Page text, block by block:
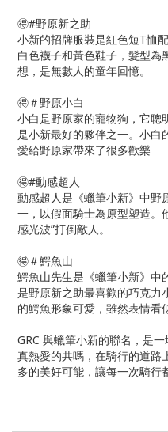
🉐#野原新之助
小新的招牌服裝是紅色短T恤配
白色襪子和黃色鞋子，髮型為
想，是無數人的童年回憶。
🉐＃野原小白
小白是野原家的寵物狗，它聰
是小新最好的夥伴之一。小白
愛給野原家帶來了很多歡樂
🉐#動感超人
動感超人是《蠟筆小新》中野
一，以假面騎士為原型塑造。
感光波”打倒敵人。
🉐＃鰐魚山
鰐魚山先生是《蠟筆小新》中
是野原新之助最喜歡的巧克力
的鰐魚形象可愛，雖然表情看
GRC 與蠟筆小新的聯名，是
真熱愛的共嗎，在騎行的道路
多的美好可能，讓每一次騎行